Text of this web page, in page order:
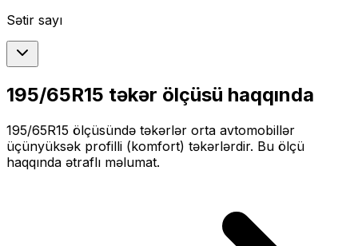
Sətir sayı
195/65R15 təkər ölçüsü haqqında
195/65R15 ölçüsündə təkərlər orta avtomobillər
üçünyüksək profilli (komfort) təkərlərdir. Bu ölçü
haqqında ətraflı məlumat.